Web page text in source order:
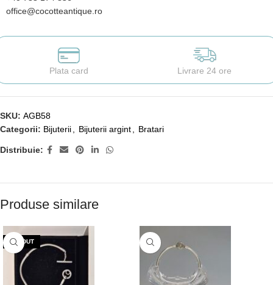
office@cocotteantique.ro
Plata card Livrare 24 ore
SKU: AGB58
Categorii: Bijuterii Bijuterii argint Bratari
Distribuie:
Produse similare
VÂNDUT